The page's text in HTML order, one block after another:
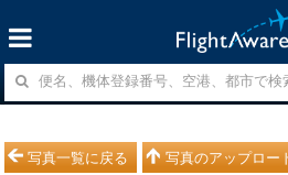
写真一覧に戻る 写真のアップロー